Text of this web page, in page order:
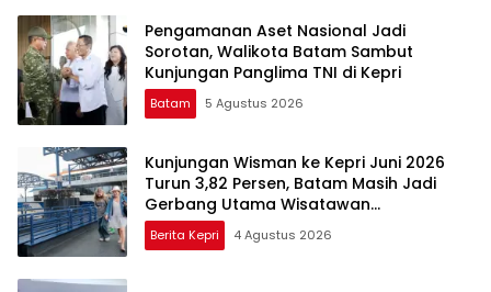
Pengamanan Aset Nasional Jadi
Sorotan, Walikota Batam Sambut
Kunjungan Panglima TNI di Kepri
Batam 5 Agustus 2026
Kunjungan Wisman ke Kepri Juni 2026
Turun 3,82 Persen, Batam Masih Jadi
Gerbang Utama Wisatawan
Mancanegara
Berita Kepri 4 Agustus 2026